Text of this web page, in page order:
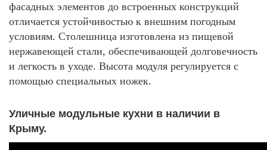
фасадных элементов до встроенных конструкций
отличается устойчивостью к внешним погодным
условиям. Столешница изготовлена из пищевой
нержавеющей стали, обеспечивающей долговечность
и легкость в уходе. Высота модуля регулируется с
помощью специальных ножек.
Уличные модульные кухни в наличии в
Крыму.